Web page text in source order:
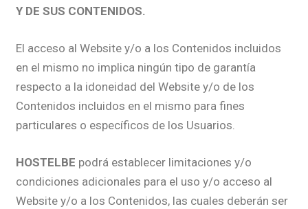
Y DE SUS CONTENIDOS.
El acceso al Website y/o a los Contenidos incluidos
en el mismo no implica ningún tipo de garantía
respecto a la idoneidad del Website y/o de los
Contenidos incluidos en el mismo para fines
particulares o específicos de los Usuarios.
HOSTELBE podrá establecer limitaciones y/o
condiciones adicionales para el uso y/o acceso al
Website y/o a los Contenidos, las cuales deberán ser